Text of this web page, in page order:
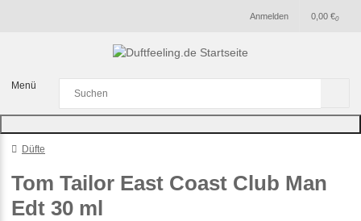
Anmelden 0
0,00 €
Menü
Düfte
Tom Tailor East Coast Club Man
Edt 30 ml